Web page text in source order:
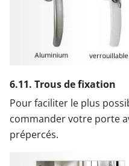
6.11. Trous de fixation
Pour faciliter le plus
commander votre porte
prépercés.